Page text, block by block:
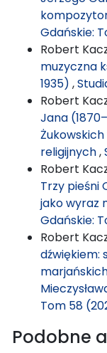
Gdańskie:
Robert
muzyczna
1935) ,
Robert
Jana
religijnych,
Robert
Trzy pieśni
jako wyraz
Gdańskie:
Robert
dźwiękiem:
Tom 58
Podobne